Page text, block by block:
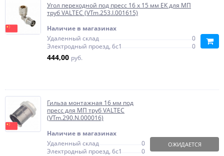
Угол переходной под пресс 16 x 15 мм ЕК для МП
труб VALTEC (VTm.253.I.001615)
Наличие в магазинах
Удаленный склад
0
Электродный проезд, 6с1
0
444,00 руб.
Гильза монтажная 16 мм под
пресс для МП труб VALTEC
(VTm.290.N.000016)
Наличие в магазинах
Удаленный склад
0
Электродный проезд, 6с1
0
ОЖИДАЕТСЯ